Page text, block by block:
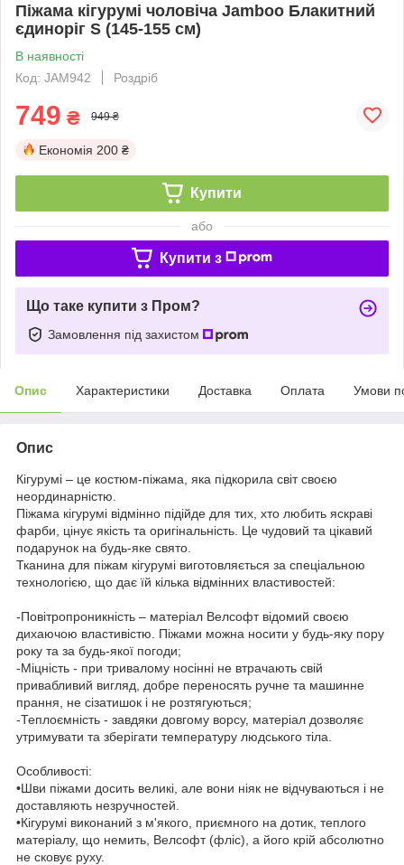
Піжама кігурумі чоловіча Jamboo Блакитний
єдиноріг S (145-155 см)
В наявності
Код: JAM942
Роздріб
749 ₴ 949 ₴
Економія 200 ₴
Купити
або
Купити з
Що таке купити з Пром?
Замовлення під захистом
Опис Характеристики Доставка Оплата Умови
Опис
Кігурумі – це костюм-піжама, яка підкорила світ своєю
неординарністю.
Піжама кігурумі відмінно підійде для тих, хто любить яскраві
фарби, цінує якість та оригінальність. Це чудовий та цікавий
подарунок на будь-яке свято.
Тканина для піжам кігурумі виготовляється за спеціальною
технологією, що дає їй кілька відмінних властивостей:
-Повітропроникність – матеріал Велсофт відомий своєю
дихаючою властивістю. Піжами можна носити у будь-яку пору
року та за будь-якої погоди;
-Міцність - при тривалому носінні не втрачають свій
привабливий вигляд, добре переносять ручне та машинне
прання, не сізатишок і не розтягуються;
-Теплоємність - завдяки довгому ворсу, матеріал дозволяє
утримувати та зберігати температуру людського тіла.
Особливості:
•Шви піжами досить великі, але вони ніяк не відчуваються і не
доставляють незручностей.
•Кігурумі виконаний з м'якого, приємного на дотик, теплого
матеріалу, що немить, Велсофт (фліс), а його крій абсолютно
не сковує руху.